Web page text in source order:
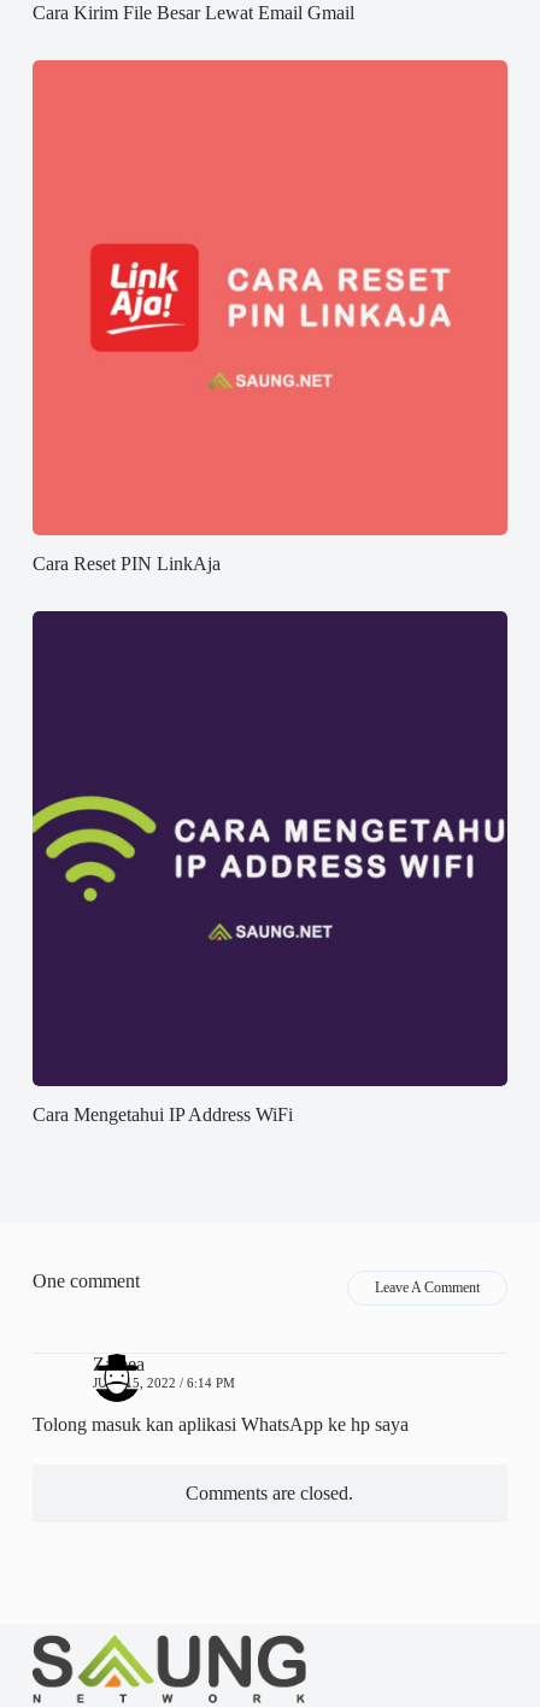
Cara Kirim File Besar Lewat Email Gmail
Cara Reset PIN LinkAja
Cara Mengetahui IP Address WiFi
One comment Leave A Comment
Zamea
JUNI 15, 2022 / 6:14 PM
Tolong masuk kan aplikasi WhatsApp ke hp saya
Comments are closed.